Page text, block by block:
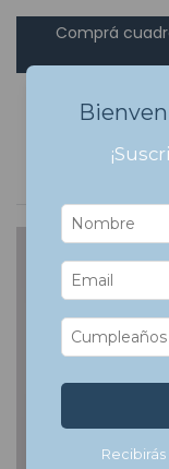
Comprá
%OFF